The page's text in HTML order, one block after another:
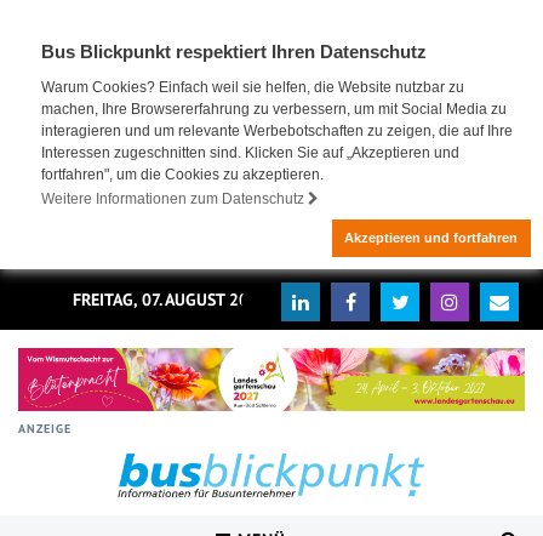
Bus Blickpunkt respektiert Ihren Datenschutz
Warum Cookies? Einfach weil sie helfen, die Website nutzbar zu
machen, Ihre Browsererfahrung zu verbessern, um mit Social Media zu
interagieren und um relevante Werbebotschaften zu zeigen, die auf Ihre
Interessen zugeschnitten sind. Klicken Sie auf „Akzeptieren und
fortfahren", um die Cookies zu akzeptieren.
Weitere Informationen zum Datenschutz
Akzeptieren und fortfahren
FREITAG, 07. AUGUST 2026
ANZEIGE